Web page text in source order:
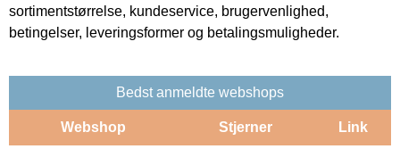
sortimentstørrelse, kundeservice, brugervenlighed,
betingelser, leveringsformer og betalingsmuligheder.
Bedst anmeldte webshops
Webshop Stjerner Link